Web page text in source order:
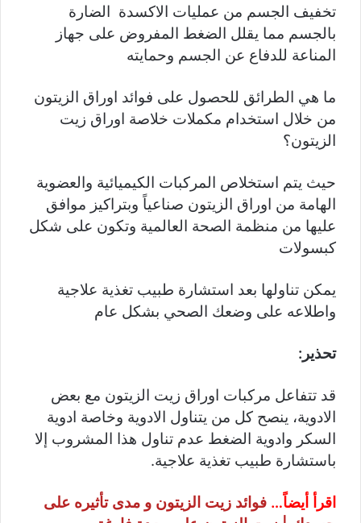
تخفيف الجسم من عمليات الاكسدة الضارة
بالجسم مما يقلل الضغط المفروض على جهاز
المناعة للدفاع عن الجسم وحمايته
ما هي الطرائق للحصول على فوائد اوراق الزيتون
من خلال استخدام مكملات خلاصة اوراق زيت
الزيتون؟
حيث يتم استخلاص المركبات الكيميائية والعضوية
الهامة من اوراق الزيتون صناعياً وبتراكيز موافق
عليها من منظمة الصحة العالمية وتكون على شكل
كبسولات
يمكن تناولها بعد استشارة طبيب تغذية علاجية
واطلاعه على وضعك الصحي بشكل عام
تحذير:
قد تتفاعل مركبات اوراق زيت الزيتون مع بعض
الادوية، ينصح كل من يتناول الادوية وخاصة ادوية
السكر وادوية الضغط عدم تناول هذا المشروب إلا
باستشارة طبيب تغذية علاجية.
اقرأ أيضاً… فوائد زيت الزيتون و مدى تأثيره على